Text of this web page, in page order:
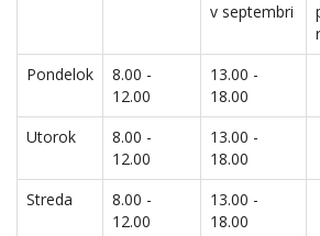
v septembri
Pondelok
8.00 -
12.00
13.00 -
18.00
Utorok
8.00 -
12.00
13.00 -
18.00
Streda
8.00 -
12.00
13.00 -
18.00